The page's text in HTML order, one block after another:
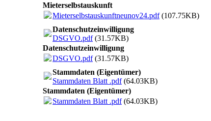
Mieterselbstauskunft
Mieterselbstauskunftneunov24.pdf(107.75KB)
Datenschutzeinwilligung
DSGVO.pdf(31.57KB)
Datenschutzeinwilligung
DSGVO.pdf(31.57KB)
Stammdaten (Eigentümer)
Stammdaten Blatt .pdf(64.03KB)
Stammdaten (Eigentümer)
Stammdaten Blatt .pdf(64.03KB)